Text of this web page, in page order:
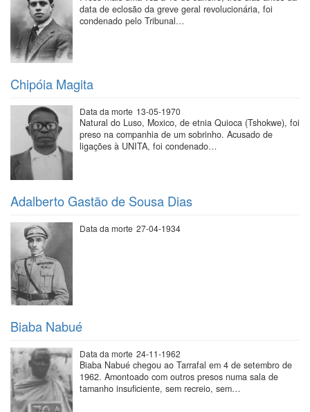
data de eclosão da greve geral revolucionária, foi
condenado pelo Tribunal…
Chipóia Magita
Data da morte 13-05-1970
Natural do Luso, Moxico, de etnia Quioca (Tshokwe), foi
preso na companhia de um sobrinho. Acusado de
ligações à UNITA, foi condenado…
Adalberto Gastão de Sousa Dias
Data da morte 27-04-1934
Biaba Nabué
Data da morte 24-11-1962
Biaba Nabué chegou ao Tarrafal em 4 de setembro de
1962. Amontoado com outros presos numa sala de
tamanho insuficiente, sem recreio, sem…